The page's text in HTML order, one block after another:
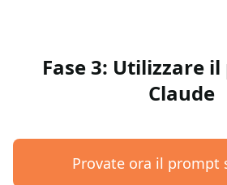
Fase 3: Utilizzare
Claude
Provate ora il prompt